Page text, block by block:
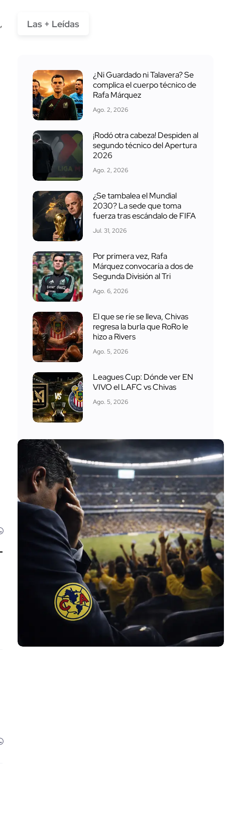
,
Las + Leídas
¿Ni Guardado ni Talavera? Se
complica el cuerpo técnico de
Rafa Márquez
Ago. 2, 2026
¡Rodó otra cabeza! Despiden al
segundo técnico del Apertura
2026
Ago. 2, 2026
¿Se tambalea el Mundial
2030? La sede que toma
fuerza tras escándalo de FIFA
Jul. 31, 2026
Por primera vez, Rafa
Márquez convocaría a dos de
Segunda División al Tri
Ago. 6, 2026
El que se ríe se lleva, Chivas
regresa la burla que RoRo le
hizo a Rivers
Ago. 5, 2026
Leagues Cup: Dónde ver EN
VIVO el LAFC vs Chivas
Ago. 5, 2026